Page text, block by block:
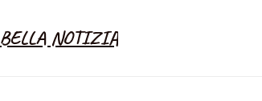
BELLA NOTIZIA